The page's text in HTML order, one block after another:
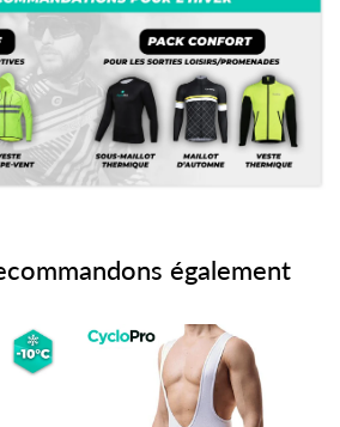
également